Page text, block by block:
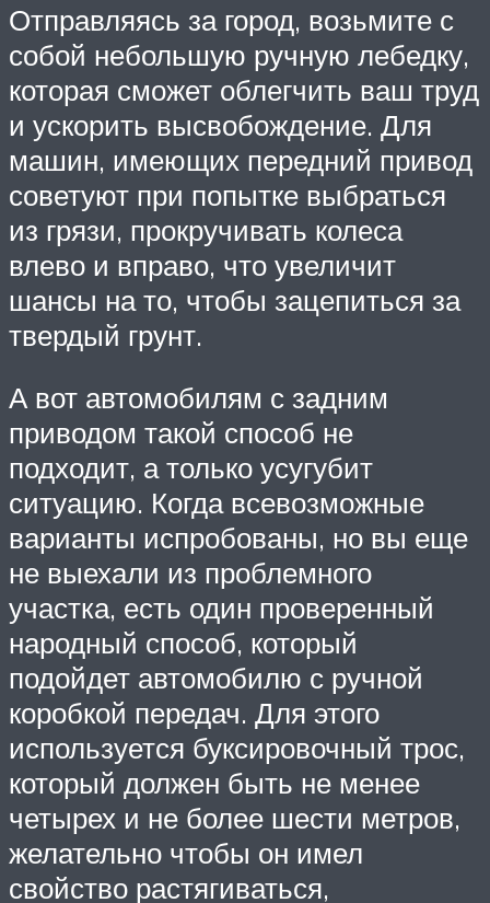
Отправляясь за город, возьмите с
собой небольшую ручную лебедку,
которая сможет облегчить ваш труд
и ускорить высвобождение. Для
машин, имеющих передний привод
советуют при попытке выбраться
из грязи, прокручивать колеса
влево и вправо, что увеличит
шансы на то, чтобы зацепиться за
твердый грунт.
А вот автомобилям с задним
приводом такой способ не
подходит, а только усугубит
ситуацию. Когда всевозможные
варианты испробованы, но вы еще
не выехали из проблемного
участка, есть один проверенный
народный способ, который
подойдет автомобилю с ручной
коробкой передач. Для этого
используется буксировочный трос,
который должен быть не менее
четырех и не более шести метров,
желательно чтобы он имел
свойство растягиваться,